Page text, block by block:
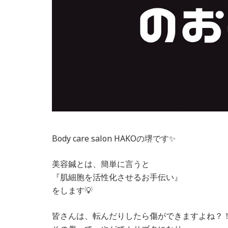
Body care salon HAKOの堺です✨
美容鍼とは、簡単に言うと
『肌細胞を活性化させるお手伝い』
をします💡
皆さんは、転んだりしたら傷ができますよね？